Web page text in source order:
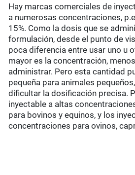
Hay marcas comerciales de
a numerosas concentraciones,
15%. Como la dosis que se
formulación, desde el punto de
poca diferencia entre usar uno u
mayor es la concentración,
administrar. Pero esta cantidad
pequeña para animales
dificultar la dosificación precisa.
inyectable a altas
para bovinos y equinos, y los
concentraciones para ovinos,